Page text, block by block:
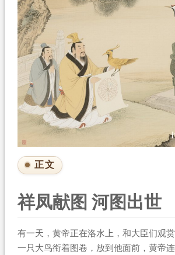
正文
祥凤献图 河图出世
有一天，黄帝正在洛水上，和大臣们观
一只大鸟衔着图卷，放到他面前，黄帝连